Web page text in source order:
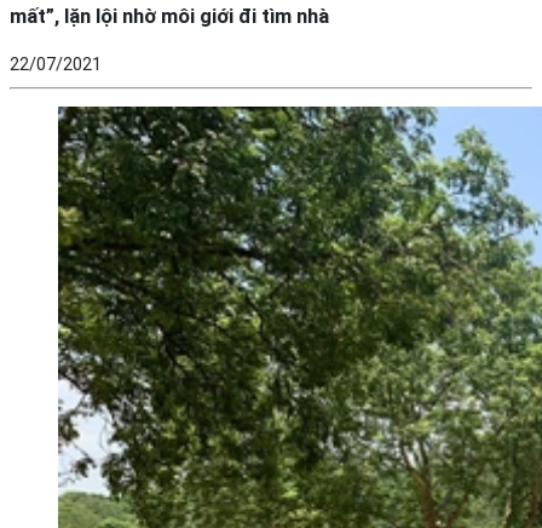
mất”, lặn lội nhờ môi giới đi tìm nhà
22/07/2021